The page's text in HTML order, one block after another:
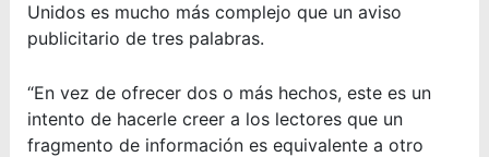
Unidos es mucho más complejo que un aviso
publicitario de tres palabras.
“En vez de ofrecer dos o más hechos, este es un
intento de hacerle creer a los lectores que un
fragmento de información es equivalente a otro